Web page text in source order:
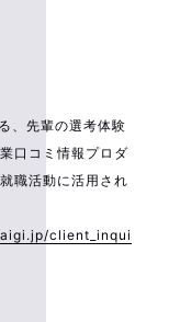
、先輩の選考体験
口コミ情報プロダ
職活動に活用され
client_inqui